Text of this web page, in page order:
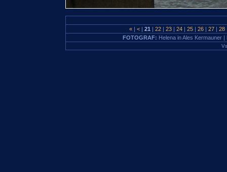
« | < | 21 | 22 | 23 | 24 | 25 | 26 | 27 | 28
FOTOGRAF: Helena in Ales Kermauner |